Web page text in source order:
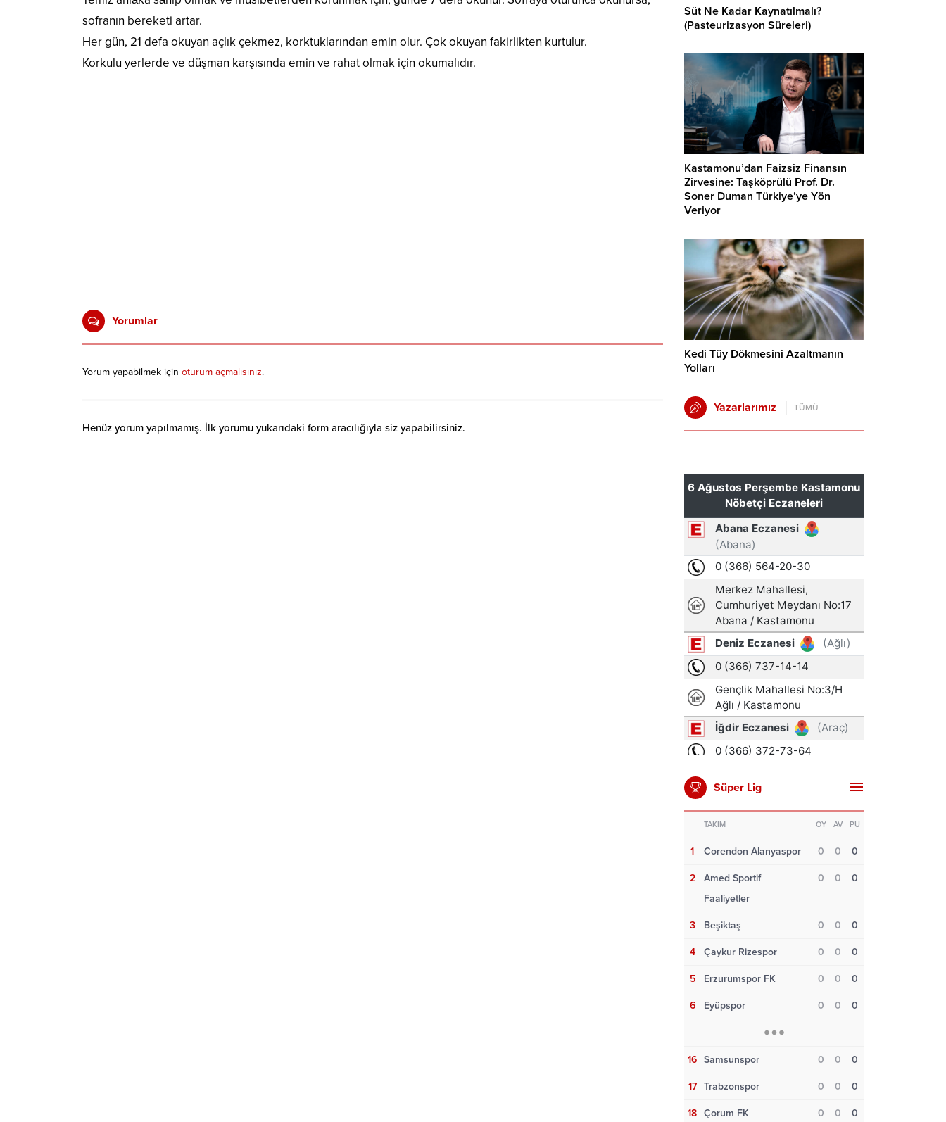
sofranın bereketi artar.
Her gün, 21 defa okuyan açlık çekmez, korktuklarından emin olur. Çok okuyan fakirlikten kurtulur.
Korkulu yerlerde ve düşman karşısında emin ve rahat olmak için okumalıdır.
Yorumlar
Yorum yapabilmek için oturum açmalısınız.
Henüz yorum yapılmamış. İlk yorumu yukarıdaki form aracılığıyla siz yapabilirsiniz.
Süt Ne Kadar Kaynatılmalı?
(Pasteurizasyon Süreleri)
Kastamonu’dan Faizsiz Finansın
Zirvesine: Taşköprülü Prof. Dr.
Soner Duman Türkiye’ye Yön
Veriyor
Kedi Tüy Dökmesini Azaltmanın
Yolları
Yazarlarımız TÜMÜ
Süper Lig
TAKIM OY AV PU
1 Corendon Alanyaspor 0 0 0
2
Amed Sportif
Faaliyetler
0 0 0
3 Beşiktaş 0 0 0
4 Çaykur Rizespor 0 0 0
5 Erzurumspor FK 0 0 0
6 Eyüpspor 0 0 0
16 Samsunspor 0 0 0
17 Trabzonspor 0 0 0
18 Çorum FK 0 0 0